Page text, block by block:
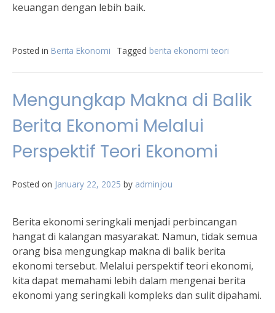
keuangan dengan lebih baik.
Posted in Berita Ekonomi Tagged berita ekonomi teori
Mengungkap Makna di Balik
Berita Ekonomi Melalui
Perspektif Teori Ekonomi
Posted on January 22, 2025 by adminjou
Berita ekonomi seringkali menjadi perbincangan
hangat di kalangan masyarakat. Namun, tidak semua
orang bisa mengungkap makna di balik berita
ekonomi tersebut. Melalui perspektif teori ekonomi,
kita dapat memahami lebih dalam mengenai berita
ekonomi yang seringkali kompleks dan sulit dipahami.